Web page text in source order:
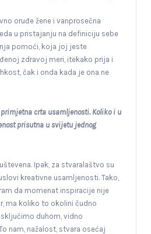
oruđe žene i vanprosečna
u pristajanju na definiciju sebe
pomoći, koja joj jeste
zdravoj meri, itekako prija i
čak i onda kada je ona ne
crta usamljenosti. Koliko i u
prisutna u svijetu jednog
Ipak, za stvaralaštvo su
kreativne usamljenosti. Tako,
da momenat inspiracije nije
ma koliko to okolini čudno
duhom, vidno
nam, nažalost, stvara osećaj